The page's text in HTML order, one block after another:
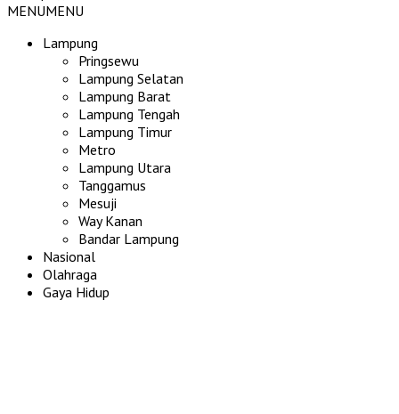
MENUMENU
Lampung
Pringsewu
Lampung Selatan
Lampung Barat
Lampung Tengah
Lampung Timur
Metro
Lampung Utara
Tanggamus
Mesuji
Way Kanan
Bandar Lampung
Nasional
Olahraga
Gaya Hidup